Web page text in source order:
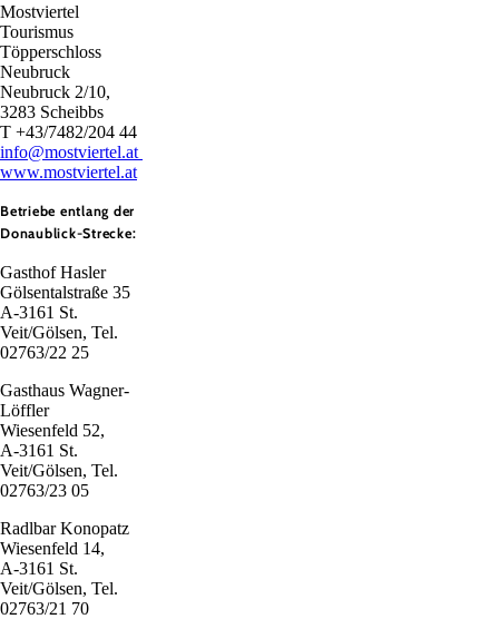
Mostviertel
Tourismus
Töpperschloss
Neubruck
Neubruck 2/10,
3283 Scheibbs
T +43/7482/204 44
info@mostviertel.at
www.mostviertel.at
Betriebe entlang der
Donaublick-Strecke:
Gasthof Hasler
Gölsentalstraße 35
A-3161 St.
Veit/Gölsen, Tel.
02763/22 25
Gasthaus Wagner-
Löffler
Wiesenfeld 52,
A-3161 St.
Veit/Gölsen, Tel.
02763/23 05
Radlbar Konopatz
Wiesenfeld 14,
A-3161 St.
Veit/Gölsen, Tel.
02763/21 70